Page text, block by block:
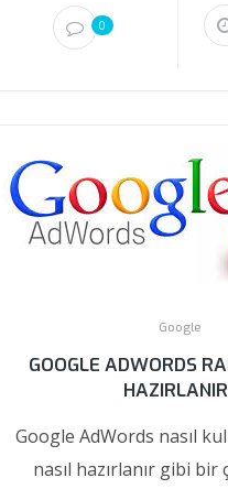
0
Google
GOOGLE ADWORDS
Google AdWords nasıl
nasıl hazırlanır gibi